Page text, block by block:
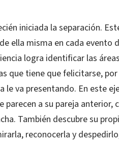
iniciada la separación.
ella misma en cada evento
logra identificar las
que tiene que felicitarse,
le va presentando. En este
a su pareja anterior,
También descubre su
reconocerla y